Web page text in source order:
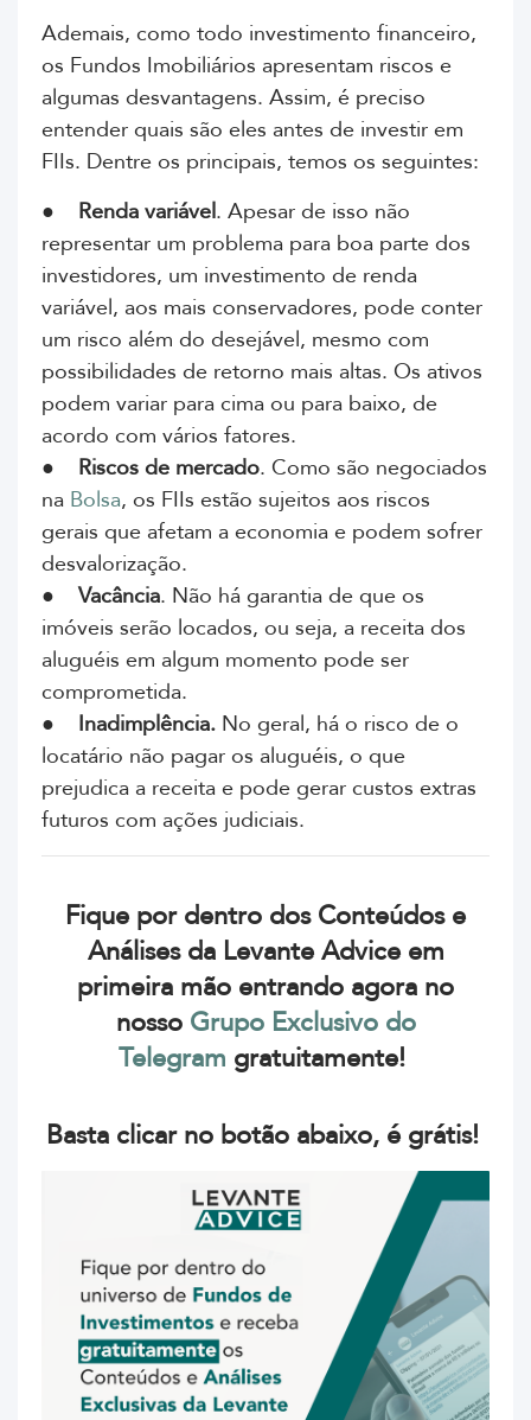
Ademais, como todo investimento financeiro,
os Fundos Imobiliários apresentam riscos e
algumas desvantagens. Assim, é preciso
entender quais são eles antes de investir em
FIIs. Dentre os principais, temos os seguintes:
● Renda variável. Apesar de isso não
representar um problema para boa parte dos
investidores, um investimento de renda
variável, aos mais conservadores, pode conter
um risco além do desejável, mesmo com
possibilidades de retorno mais altas. Os ativos
podem variar para cima ou para baixo, de
acordo com vários fatores.
● Riscos de mercado. Como são negociados
na Bolsa, os FIIs estão sujeitos aos riscos
gerais que afetam a economia e podem sofrer
desvalorização.
●Vacância. Não há garantia de que os
imóveis serão locados, ou seja, a receita dos
aluguéis em algum momento pode ser
comprometida.
● Inadimplência. No geral, há o risco de o
locatário não pagar os aluguéis, o que
prejudica a receita e pode gerar custos extras
futuros com ações judiciais.
Fique por dentro dos Conteúdos e
Análises da Levante Advice em
primeira mão entrando agora no
nosso Grupo Exclusivo do
Telegram gratuitamente!
Basta clicar no botão abaixo, é grátis!